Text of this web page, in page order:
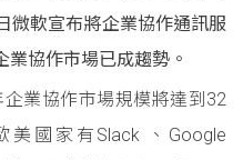
微軟宣布將企業協作通訊服
業協作市場已成趨勢。
業協作市場規模將達到32
國家有Slack 、Google